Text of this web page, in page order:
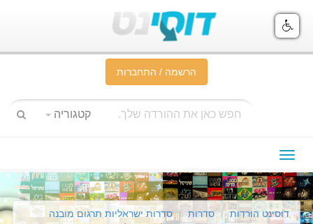
הרשמה / התחברות
קטגוריה
תפריט
ניווט
דוסינט הורדות סדרות
סדרות ישראליות תרגום מובנה